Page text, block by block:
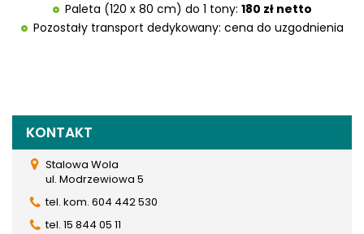
Paleta (120 x 80 cm) do 1 tony: 180 zł netto
Pozostały transport dedykowany: cena do uzgodnienia
KONTAKT
Stalowa Wola
ul. Modrzewiowa 5
tel. kom. 604 442 530
tel. 15 844 05 11